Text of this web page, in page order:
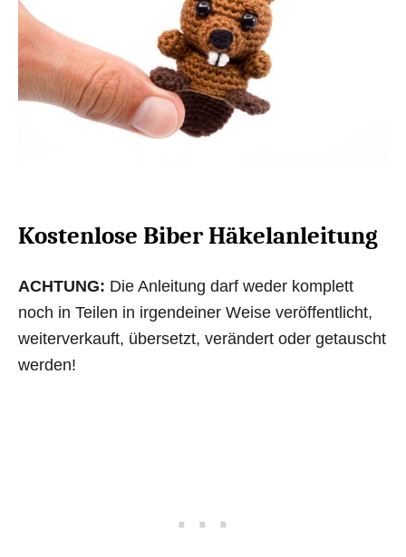
Kostenlose Biber Häkelanleitung
ACHTUNG: Die Anleitung darf weder komplett
noch in Teilen in irgendeiner Weise veröffentlicht,
weiterverkauft, übersetzt, verändert oder getauscht
werden!